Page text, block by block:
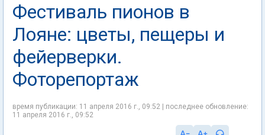
Фестиваль пионов в
Лояне: цветы, пещеры и
фейерверки.
Фоторепортаж
время публикации: 11 апреля 2016 г., 09:52 | последнее обновление:
11 апреля 2016 г., 09:52